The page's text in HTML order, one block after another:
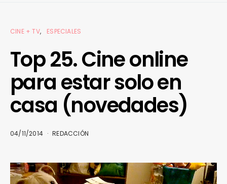
CINE + TV ESPECIALES
Top 25. Cine online
para estar solo en
casa (novedades)
04/11/2014 REDACCIÓN